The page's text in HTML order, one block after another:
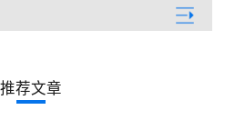
推荐文章